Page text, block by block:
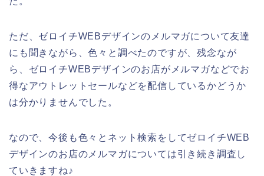
ただ、ゼロイチWEBデザインのメルマガについて友達
にも聞きながら、色々と調べたのですが、残念なが
ら、ゼロイチWEBデザインのお店がメルマガなどでお
得なアウトレットセールなどを配信しているかどうか
は分かりませんでした。
なので、今後も色々とネット検索をしてゼロイチWEB
デザインのお店のメルマガについては引き続き調査し
ていきますね♪